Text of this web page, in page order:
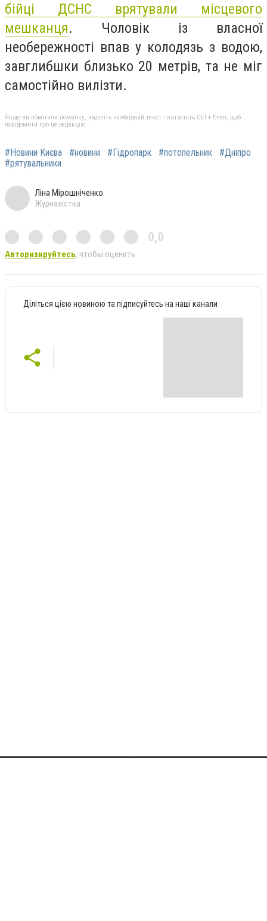
бійці ДСНС врятували місцевого
мешканця. Чоловік із власної
необережності впав у колодязь з водою,
завглибшки близько 20 метрів, та не міг
самостійно вилізти.
Якщо ви помітили помилку, виділіть необхідний текст і натисніть Ctrl + Enter, щоб
повідомити про це редакцію
#Новини Києва #новини #Гідропарк #потопельник
#Дніпро
#рятувальники
Ліна Мірошніченко
Журналістка
0,0
Авторизируйтесь, чтобы оценить
Діліться цією новиною та підписуйтесь на наші канали